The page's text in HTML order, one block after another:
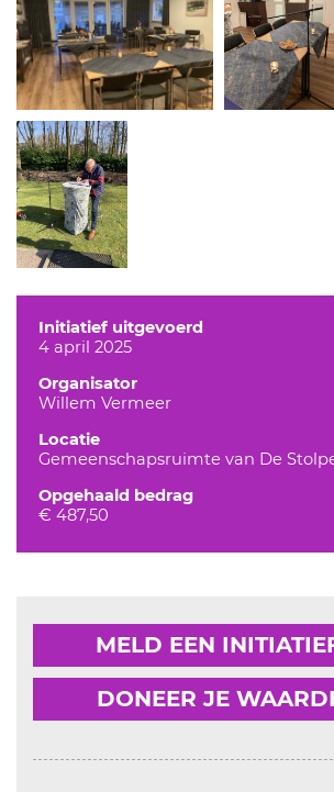
Initiatief uitgevoerd
4 april 2025
Organisator
Willem Vermeer
Locatie
Gemeenschapsruimte van De
Opgehaald bedrag
€ 487,50
MELD EEN
DONEER JE